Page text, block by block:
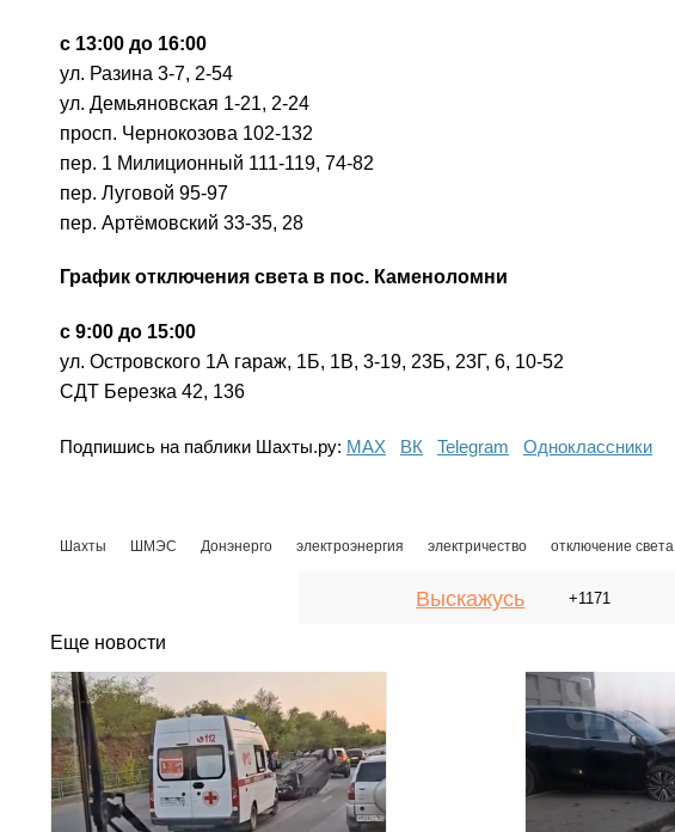
с 13:00 до 16:00
ул. Разина 3-7, 2-54
ул. Демьяновская 1-21, 2-24
просп. Чернокозова 102-132
пер. 1 Милиционный 111-119, 74-82
пер. Луговой 95-97
пер. Артёмовский 33-35, 28
График отключения света в пос. Каменоломни
с 9:00 до 15:00
ул. Островского 1А гараж, 1Б, 1В, 3-19, 23Б, 23Г, 6, 10-52
СДТ Березка 42, 136
Подпишись на паблики Шахты.ру: МАХ ВК Telegram Одноклассники
Шахты ШМЭС Донэнерго электроэнергия электричество отключение света
Выскажусь +1171
Еще новости